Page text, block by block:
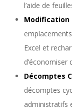
l’aide de
Modification
Excel et
d’économiser
Décomptes
décomptes
administratifs